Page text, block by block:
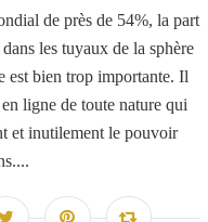
de près de 54%, la part
les tuyaux de la sphère
est bien trop importante. Il
en ligne de toute nature qui
et inutilement le pouvoir